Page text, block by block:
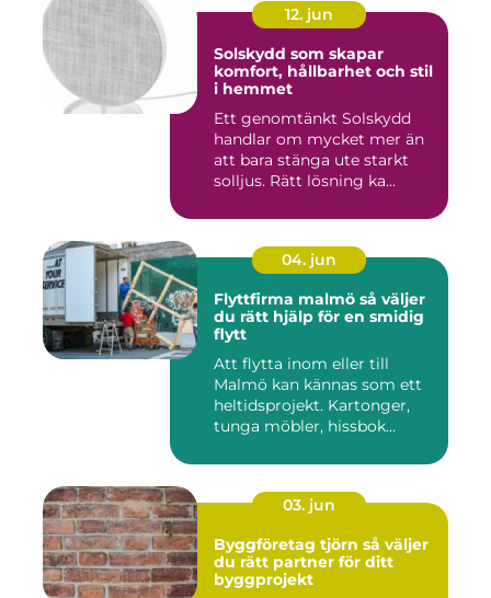
12. jun
Solskydd som skapar
komfort, hållbarhet och stil
i hemmet
Ett genomtänkt Solskydd
handlar om mycket mer än
att bara stänga ute starkt
solljus. Rätt lösning ka...
04. jun
Flyttfirma malmö så väljer
du rätt hjälp för en smidig
flytt
Att flytta inom eller till
Malmö kan kännas som ett
heltidsprojekt. Kartonger,
tunga möbler, hissbok...
03. jun
Byggföretag tjörn så väljer
du rätt partner för ditt
byggprojekt